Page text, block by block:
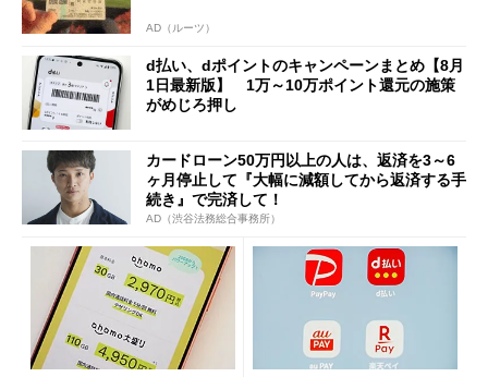
AD（ルーツ）
d払い、dポイントのキャンペーンまとめ【8月
1日最新版】 1万～10万ポイント還元の施策
がめじろ押し
カードローン50万円以上の人は、返済を3～6
ヶ月停止して『大幅に減額してから返済する手
続き』で完済して！
AD（渋谷法務総合事務所）